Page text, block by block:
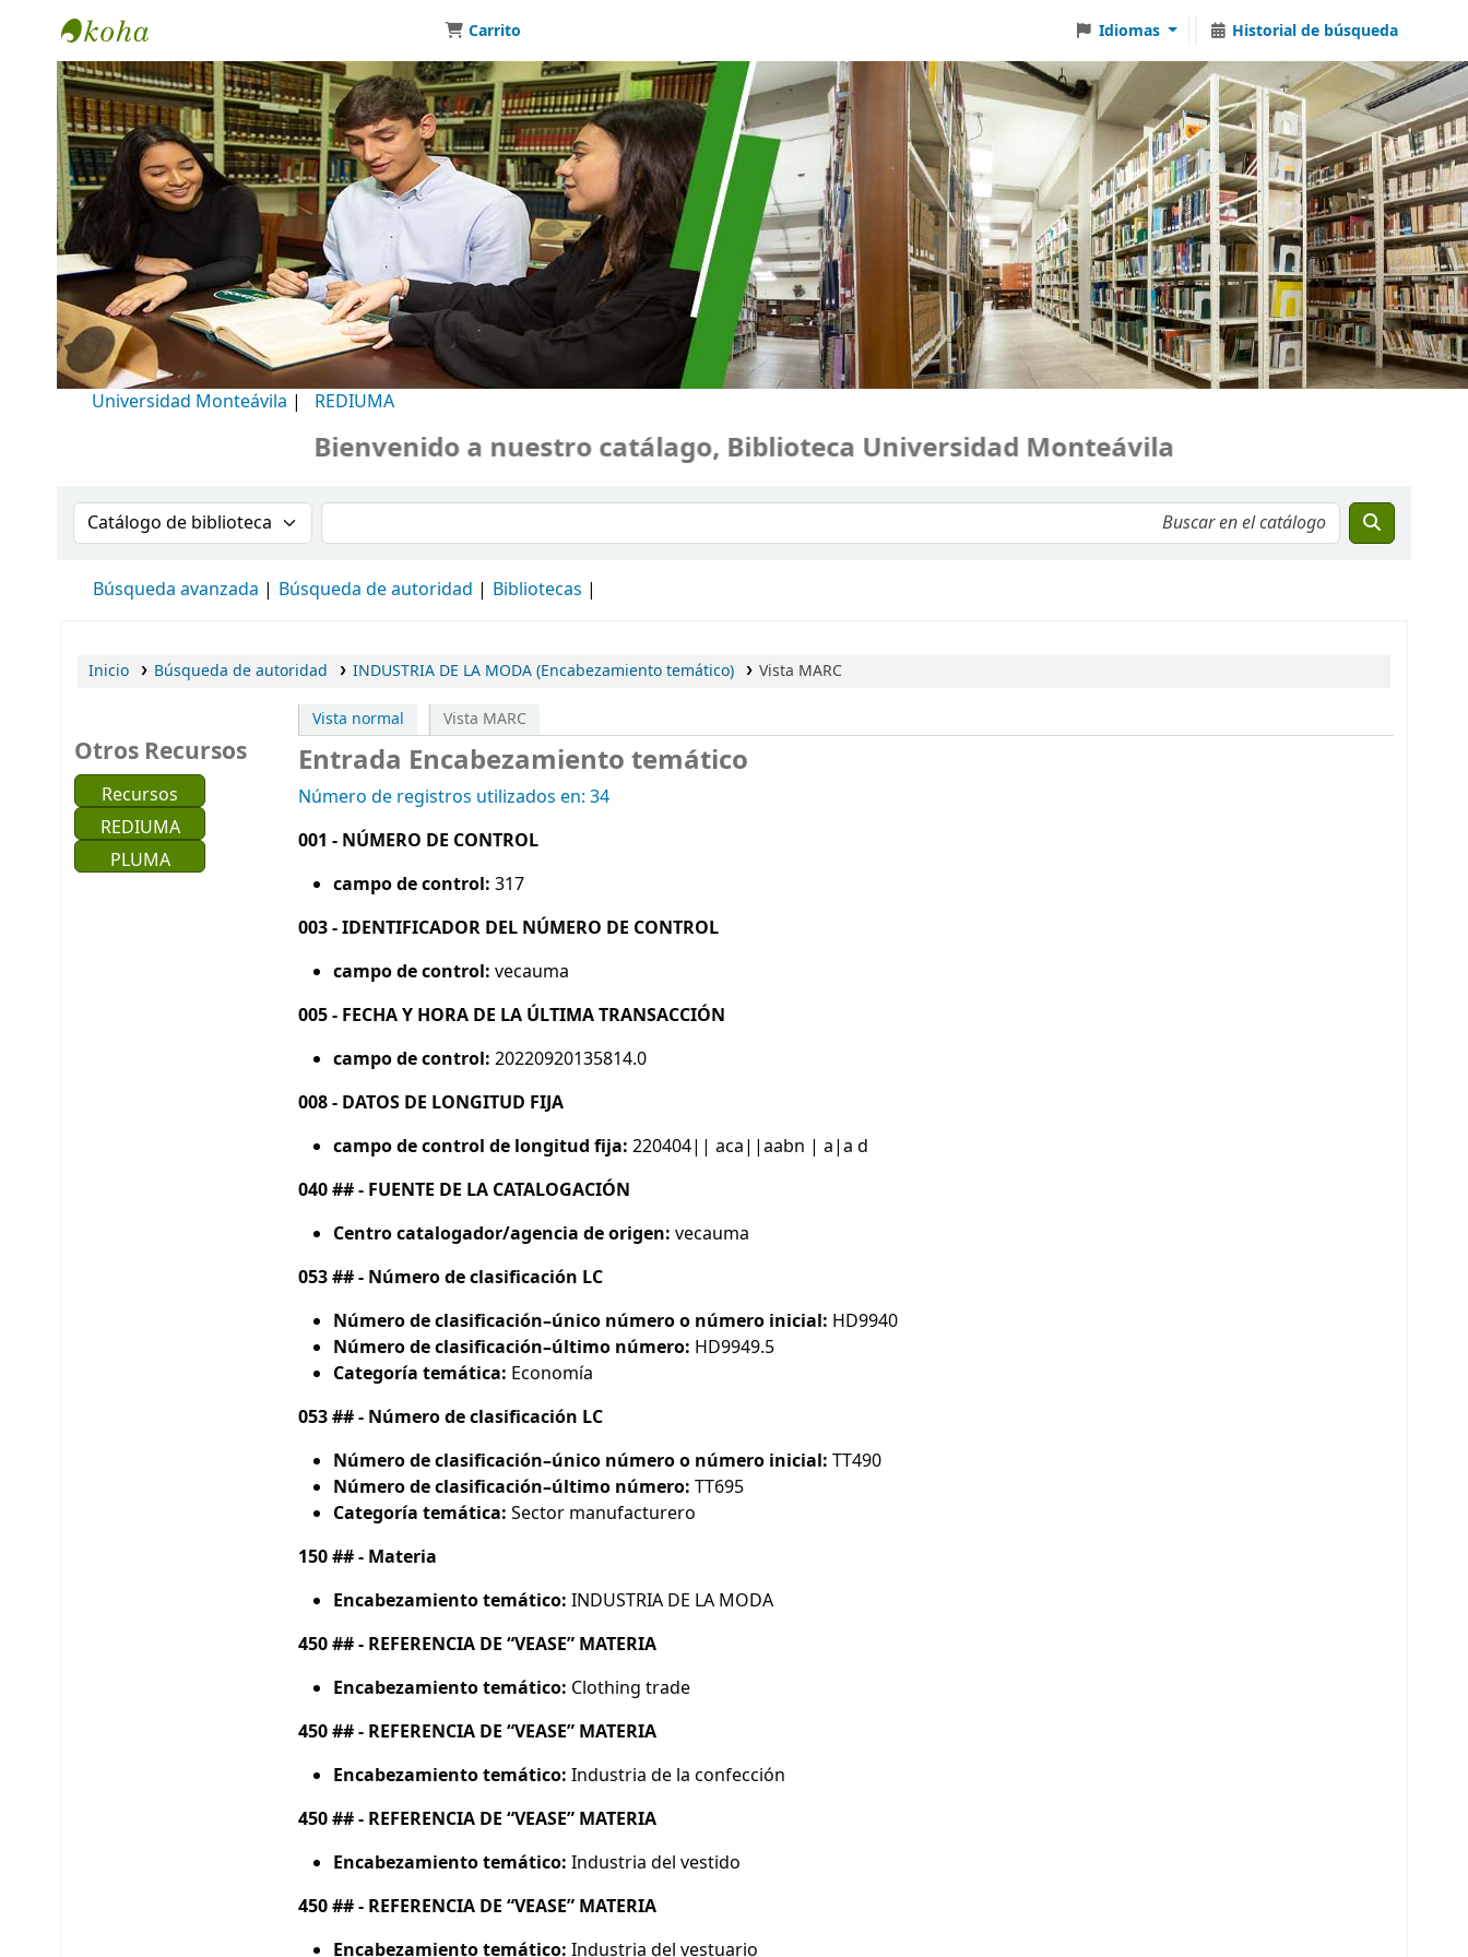
Biblioteca Universidad Monteávila
Carrito Idiomas Historial de búsqueda
Universidad Monteávila | REDIUMA
Bienvenido a nuestro catálago, Biblioteca Universidad Monteávila
Buscar en el catálogo por:Buscar en el catálogo
Búsqueda avanzada Búsqueda de autoridad Bibliotecas
Inicio Búsqueda de autoridad INDUSTRIA DE LA MODA (Encabezamiento temático) Vista MARC
Otros Recursos
Recursos
REDIUMA
PLUMA
Vista normal Vista MARC
Entrada Encabezamiento temático
Número de registros utilizados en: 34
001 - NÚMERO DE CONTROL
campo de control: 317
003 - IDENTIFICADOR DEL NÚMERO DE CONTROL
campo de control: vecauma
005 - FECHA Y HORA DE LA ÚLTIMA TRANSACCIÓN
campo de control: 20220920135814.0
008 - DATOS DE LONGITUD FIJA
campo de control de longitud fija: 220404|| aca||aabn | a|a d
040 ## - FUENTE DE LA CATALOGACIÓN
Centro catalogador/agencia de origen: vecauma
053 ## - Número de clasificación LC
Número de clasificación–único número o número inicial: HD9940
Número de clasificación–último número: HD9949.5
Categoría temática: Economía
053 ## - Número de clasificación LC
Número de clasificación–único número o número inicial: TT490
Número de clasificación–último número: TT695
Categoría temática: Sector manufacturero
150 ## - Materia
Encabezamiento temático: INDUSTRIA DE LA MODA
450 ## - REFERENCIA DE “VEASE” MATERIA
Encabezamiento temático: Clothing trade
450 ## - REFERENCIA DE “VEASE” MATERIA
Encabezamiento temático: Industria de la confección
450 ## - REFERENCIA DE “VEASE” MATERIA
Encabezamiento temático: Industria del vestido
450 ## - REFERENCIA DE “VEASE” MATERIA
Encabezamiento temático: Industria del vestuario